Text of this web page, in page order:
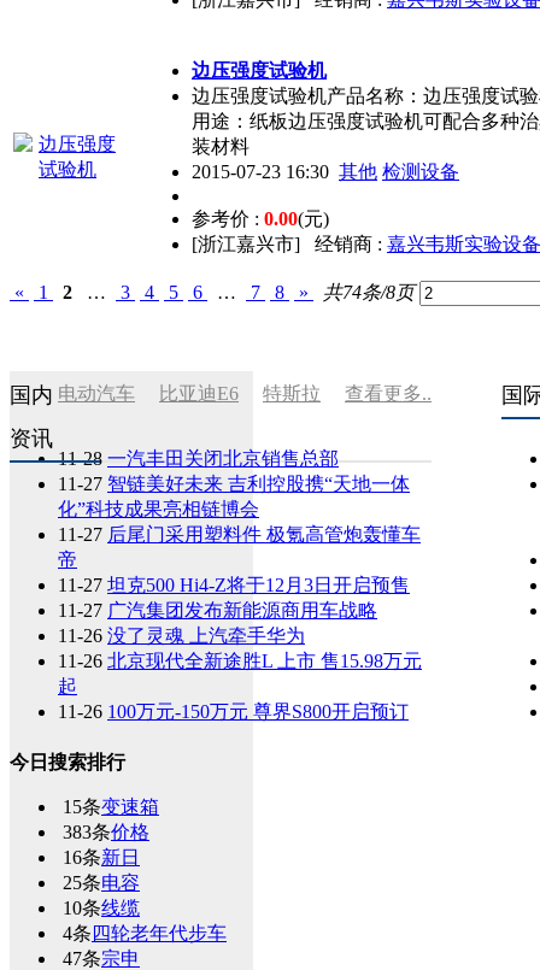
边压强度试验机
边压强度试验机产品名称：边压强度试
用途：纸板边压强度试验机可配合多种
装材料
2015-07-23 16:30 其他 检测设备
参考价 : 0.00(元)
[浙江嘉兴市]
经销商 : 嘉兴韦斯实验设
« 1 2 … 3 4 5 6 … 7 8 » 共74条/8页
查看更多..
特斯拉
比亚迪E6
电动汽车
国内
资讯
11-28 一汽丰田关闭北京销售总部
11-27 智链美好未来 吉利控股携“天地一体
化”科技成果亮相链博会
11-27 后尾门采用塑料件 极氪高管炮轰懂车
帝
11-27 坦克500 Hi4-Z将于12月3日开启预售
11-27 广汽集团发布新能源商用车战略
11-26 没了灵魂 上汽牵手华为
11-26 北京现代全新途胜L 上市 售15.98万元
起
11-26 100万元-150万元 尊界S800开启预订
国
今日搜索排行
15条变速箱
383条价格
16条新日
25条电容
10条线缆
4条 四轮老年代步车
47条宗申